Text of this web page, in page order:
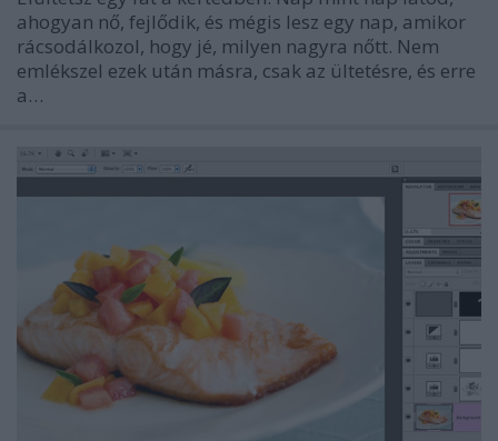
ahogyan nő, fejlődik, és mégis lesz egy nap, amikor
rácsodálkozol, hogy jé, milyen nagyra nőtt. Nem
emlékszel ezek után másra, csak az ültetésre, és erre
a…